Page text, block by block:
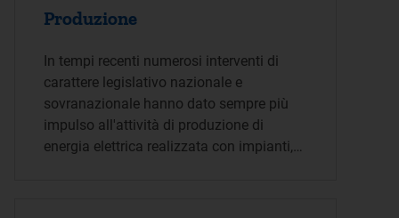
Produzione
In tempi recenti numerosi interventi di
carattere legislativo nazionale e
sovranazionale hanno dato sempre più
impulso all'attività di produzione di
energia elettrica realizzata con impianti,…